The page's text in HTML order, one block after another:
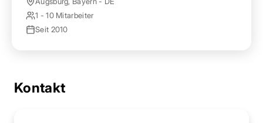
1 - 10 Mitarbeiter
Seit 2010
Kontakt